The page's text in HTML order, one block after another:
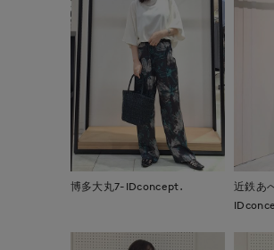
博多大丸7-IDconcept.
近鉄あ